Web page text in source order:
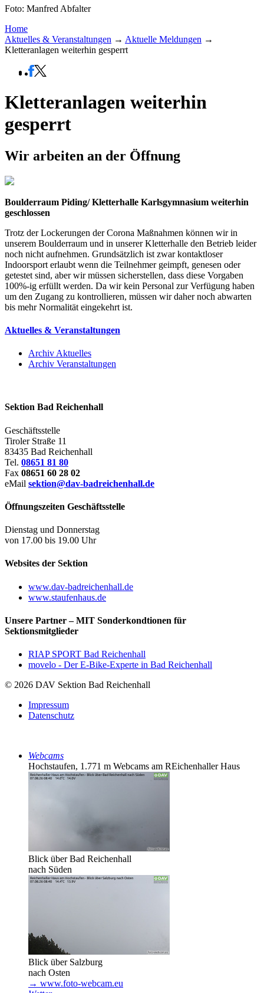
Foto: Manfred Abfalter
Home
Aktuelles & Veranstaltungen → Aktuelle Meldungen →
Kletteranlagen weiterhin gesperrt
Kletteranlagen weiterhin
gesperrt
Wir arbeiten an der Öffnung
Boulderraum Piding/ Kletterhalle Karlsgymnasium weiterhin
geschlossen
Trotz der Lockerungen der Corona Maßnahmen können wir in
unserem Boulderraum und in unserer Kletterhalle den Betrieb leider
noch nicht aufnehmen. Grundsätzlich ist zwar kontaktloser
Indoorsport erlaubt wenn die Teilnehmer geimpft, genesen oder
getestet sind, aber wir müssen sicherstellen, dass diese Vorgaben
100%-ig erfüllt werden. Da wir kein Personal zur Verfügung haben
um den Zugang zu kontrollieren, müssen wir daher noch abwarten
bis mehr Normalität eingekehrt ist.
Aktuelles & Veranstaltungen
Archiv Aktuelles
Archiv Veranstaltungen
Sektion Bad Reichenhall
Geschäftsstelle
Tiroler Straße 11
83435 Bad Reichenhall
Tel. 08651 81 80
Fax 08651 60 28 02
eMail sektion@dav-badreichenhall.de
Öffnungszeiten Geschäftsstelle
Dienstag und Donnerstag
von 17.00 bis 19.00 Uhr
Websites der Sektion
www.dav-badreichenhall.de
www.staufenhaus.de
Unsere Partner – MIT Sonderkondtionen für
Sektionsmitglieder
RIAP SPORT Bad Reichenhall
movelo - Der E-Bike-Experte in Bad Reichenhall
© 2026 DAV Sektion Bad Reichenhall
Impressum
Datenschutz
Webcams
Hochstaufen, 1.771 m Webcams am REichenhaller Haus
Blick über Bad Reichenhall
nach Süden
Blick über Salzburg
nach Osten
→ www.foto-webcam.eu